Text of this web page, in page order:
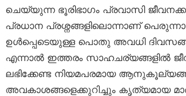
ചെയ്യുന്ന ഭൂരിഭാഗം പ്രവാസി
പ്രധാന പ്രശ്നങ്ങളിലൊന്നാണ്
ഉൾപ്പെടെയുള്ള പൊതു അവധി
എന്നാൽ ഇത്തരം സാഹചര്യങ്ങളിൽ
ലഭിക്കേണ്ട നിയമപരമായ
അവകാശങ്ങളെക്കുറിച്ചും കൃത്യമായ